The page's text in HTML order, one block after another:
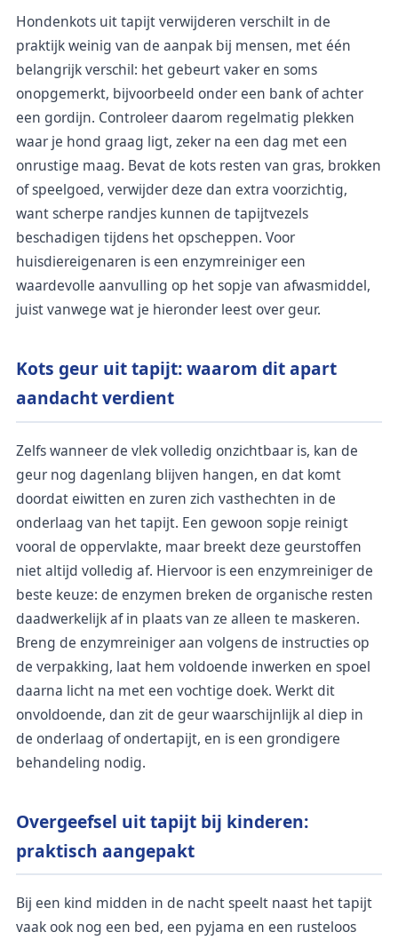
Hondenkots uit tapijt verwijderen verschilt in de
praktijk weinig van de aanpak bij mensen, met één
belangrijk verschil: het gebeurt vaker en soms
onopgemerkt, bijvoorbeeld onder een bank of achter
een gordijn. Controleer daarom regelmatig plekken
waar je hond graag ligt, zeker na een dag met een
onrustige maag. Bevat de kots resten van gras, brokken
of speelgoed, verwijder deze dan extra voorzichtig,
want scherpe randjes kunnen de tapijtvezels
beschadigen tijdens het opscheppen. Voor
huisdiereigenaren is een enzymreiniger een
waardevolle aanvulling op het sopje van afwasmiddel,
juist vanwege wat je hieronder leest over geur.
Kots geur uit tapijt: waarom dit apart
aandacht verdient
Zelfs wanneer de vlek volledig onzichtbaar is, kan de
geur nog dagenlang blijven hangen, en dat komt
doordat eiwitten en zuren zich vasthechten in de
onderlaag van het tapijt. Een gewoon sopje reinigt
vooral de oppervlakte, maar breekt deze geurstoffen
niet altijd volledig af. Hiervoor is een enzymreiniger de
beste keuze: de enzymen breken de organische resten
daadwerkelijk af in plaats van ze alleen te maskeren.
Breng de enzymreiniger aan volgens de instructies op
de verpakking, laat hem voldoende inwerken en spoel
daarna licht na met een vochtige doek. Werkt dit
onvoldoende, dan zit de geur waarschijnlijk al diep in
de onderlaag of ondertapijt, en is een grondigere
behandeling nodig.
Overgeefsel uit tapijt bij kinderen:
praktisch aangepakt
Bij een kind midden in de nacht speelt naast het tapijt
vaak ook nog een bed, een pyjama en een rusteloos